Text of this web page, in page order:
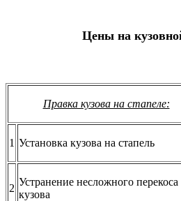
Цены на
Правка кузова на стапеле:
1 Установка кузова на стапель
2
Устранение несложного перекоса
кузова